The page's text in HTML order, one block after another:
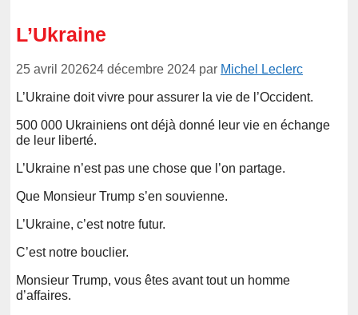
L’Ukraine
25 avril 202624 décembre 2024 par Michel Leclerc
L’Ukraine doit vivre pour assurer la vie de l’Occident.
500 000 Ukrainiens ont déjà donné leur vie en échange
de leur liberté.
L’Ukraine n’est pas une chose que l’on partage.
Que Monsieur Trump s’en souvienne.
L’Ukraine, c’est notre futur.
C’est notre bouclier.
Monsieur Trump, vous êtes avant tout un homme
d’affaires.